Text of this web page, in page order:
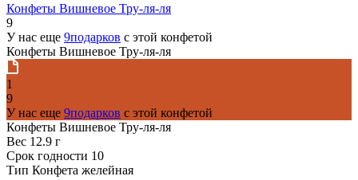
Конфеты Вишневое Тру-ля-ля
9
У нас еще 9подарков с этой конфетой
Конфеты Вишневое Тру-ля-ля
1
9
У нас еще 9подарков с этой конфетой
Конфеты Вишневое Тру-ля-ля
Вес 12.9 г
Срок годности 10
Тип Конфета желейная